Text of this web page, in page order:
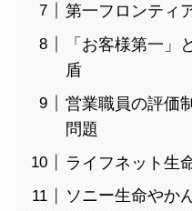
第一フロンティ
「お客様第一」
盾
営業職員の評価
問題
ライフネット生
ソニー生命やか